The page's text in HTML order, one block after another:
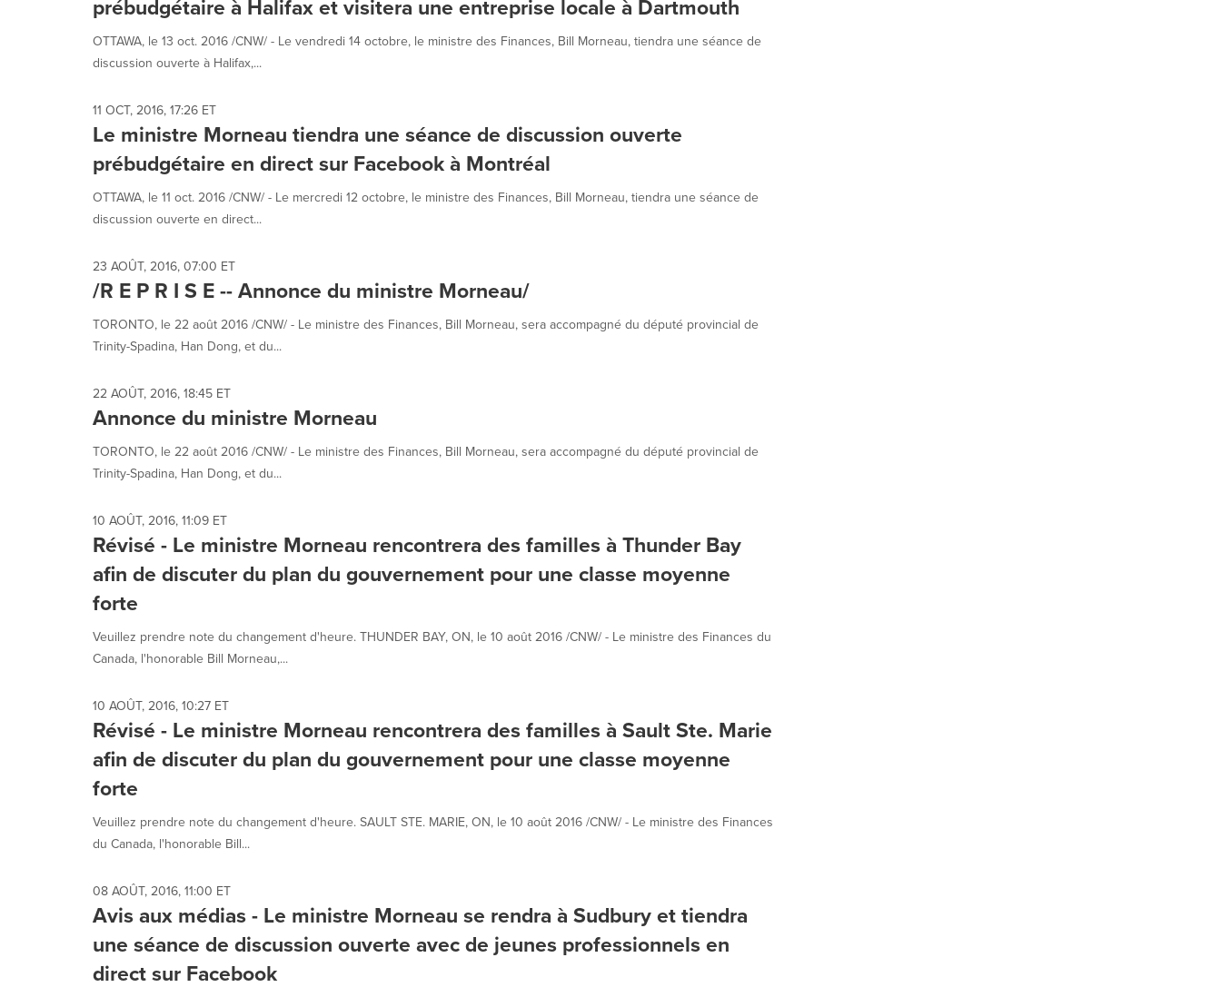
prébudgétaire à Halifax et visitera une entreprise locale à Dartmouth
OTTAWA, le 13 oct. 2016 /CNW/ - Le vendredi 14 octobre, le ministre des Finances, Bill Morneau, tiendra une séance de
discussion ouverte à Halifax,...
11 OCT, 2016, 17:26 ET
Le ministre Morneau tiendra une séance de discussion ouverte
prébudgétaire en direct sur Facebook à Montréal
OTTAWA, le 11 oct. 2016 /CNW/ - Le mercredi 12 octobre, le ministre des Finances, Bill Morneau, tiendra une séance de
discussion ouverte en direct...
23 AOÛT, 2016, 07:00 ET
/R E P R I S E -- Annonce du ministre Morneau/
TORONTO, le 22 août 2016 /CNW/ - Le ministre des Finances, Bill Morneau, sera accompagné du député provincial de
Trinity-Spadina, Han Dong, et du...
22 AOÛT, 2016, 18:45 ET
Annonce du ministre Morneau
TORONTO, le 22 août 2016 /CNW/ - Le ministre des Finances, Bill Morneau, sera accompagné du député provincial de
Trinity-Spadina, Han Dong, et du...
10 AOÛT, 2016, 11:09 ET
Révisé - Le ministre Morneau rencontrera des familles à Thunder Bay
afin de discuter du plan du gouvernement pour une classe moyenne
forte
Veuillez prendre note du changement d'heure. THUNDER BAY, ON, le 10 août 2016 /CNW/ - Le ministre des Finances du
Canada, l'honorable Bill Morneau,...
10 AOÛT, 2016, 10:27 ET
Révisé - Le ministre Morneau rencontrera des familles à Sault Ste. Marie
afin de discuter du plan du gouvernement pour une classe moyenne
forte
Veuillez prendre note du changement d'heure. SAULT STE. MARIE, ON, le 10 août 2016 /CNW/ - Le ministre des Finances
du Canada, l'honorable Bill...
08 AOÛT, 2016, 11:00 ET
Avis aux médias - Le ministre Morneau se rendra à Sudbury et tiendra
une séance de discussion ouverte avec de jeunes professionnels en
direct sur Facebook